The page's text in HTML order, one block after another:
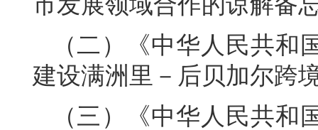
（二）《中华人民共
建设满洲里－后贝加尔跨
（三）《中华人民共